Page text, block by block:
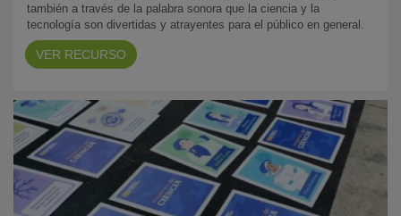
también a través de la palabra sonora que la ciencia y la
tecnología son divertidas y atrayentes para el público en general.
VER RECURSO